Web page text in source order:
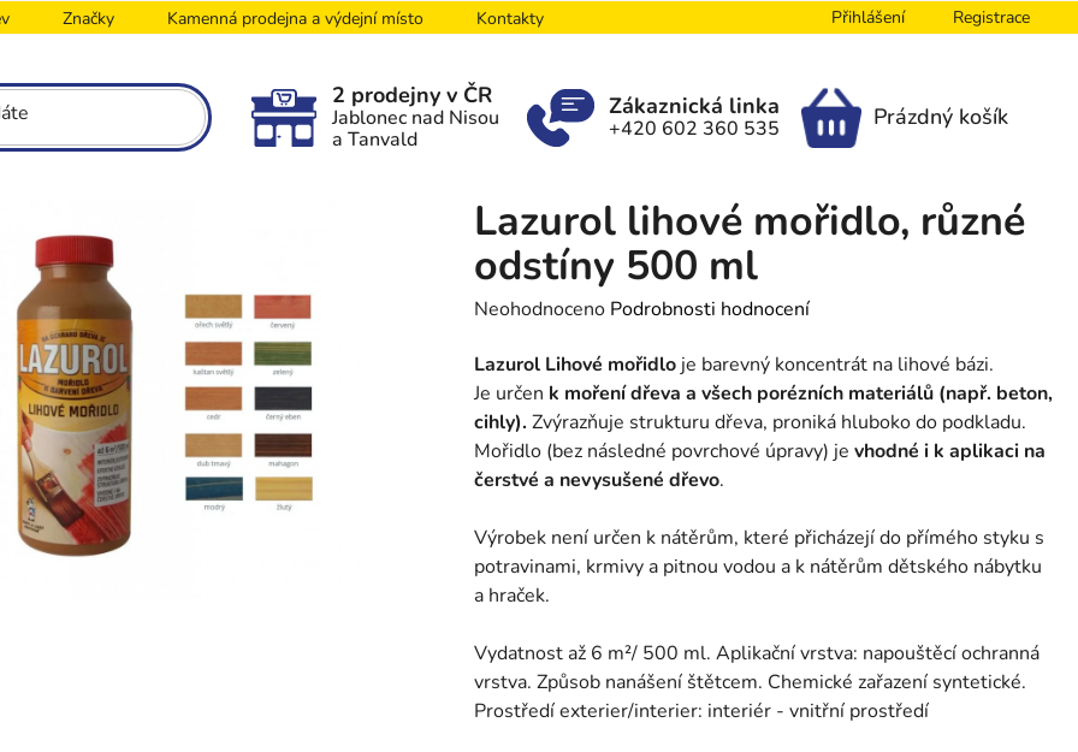
Značky Kamenná prodejna a výdejní místo Kontakty Přihlášení Registrace
NÁKUPNÍ
KOŠÍK
Prázdný košík
Zákaznická linka
+420 602 360 535
2 prodejny v ČR
Jablonec nad Nisou
a Tanvald
Lazurol lihové mořidlo, různé
odstíny 500 ml
Průměrné
produktu
je
0,0
z
5
Neohodnoceno Podrobnosti hodnocení
Lazurol Lihové mořidlo je barevný koncentrát na lihové bázi.
Je určen k moření dřeva a všech porézních materiálů (např. beton,
cihly). Zvýrazňuje strukturu dřeva, proniká hluboko do podkladu.
Mořidlo (bez následné povrchové úpravy) je vhodné i k aplikaci na
čerstvé a nevysušené dřevo.
Výrobek není určen k nátěrům, které přicházejí do přímého styku s
potravinami, krmivy a pitnou vodou a k nátěrům dětského nábytku
a hraček.
Vydatnost až 6 m²/ 500 ml. Aplikační vrstva: napouštěcí ochranná
vrstva. Způsob nanášení štětcem. Chemické zařazení syntetické.
Prostředí exterier/interier: interiér - vnitřní prostředí